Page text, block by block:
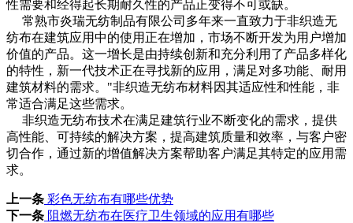
性需要和经得起长期耐久性的产品正变得不可或缺。
常熟市炎瑞无纺制品有限公司多年来一直致力于非织造无
纺布在建筑应用中的使用正在增加，市场不断开发为用户增加
价值的产品。这一增长是由持续创新和充分利用了产品多样化
的特性，新一代技术正在寻找新的应用，满足对多功能、耐用
建筑材料的需求。"非织造无纺布材料因其适应性和性能，非
常适合满足这些需求。
非织造无纺布技术在满足建筑行业不断变化的需求，提供
高性能、可持续的解决方案，提高建筑质量和效率，与客户密
切合作，通过新的增值解决方案帮助客户满足其特定的应用需
求。
上一条 彩色无纺布有哪些优势
下一条 阻燃无纺布在医疗卫生领域的应用有哪些